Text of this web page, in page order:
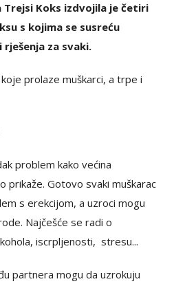
Trejsi Koks izdvojila je četiri
s kojima se susreću
rješenja za svaki.
prolaze muškarci, a trpe i
problem kako većina
prikaže. Gotovo svaki muškarac
s erekcijom, a uzroci mogu
Najčešće se radi o
iscrpljenosti, stresu...
partnera mogu da uzrokuju